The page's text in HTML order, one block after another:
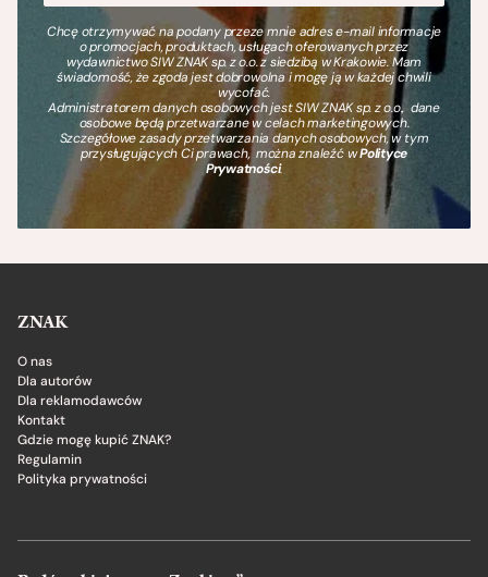
Chcę otrzymywać na podany przeze mnie adres e-mail informacje
o promocjach, produktach, usługach oferowanych przez
wydawnictwo SIW ZNAK sp. z o.o. z siedzibą w Krakowie. Mam
świadomość, że zgoda jest dobrowolna i mogę ją w każdej chwili
wycofać.
Administratorem danych osobowych jest SIW ZNAK sp. z o.o., dane
osobowe będą przetwarzane w celach marketingowych.
Szczegółowe zasady przetwarzania danych osobowych, w tym
przysługujących Ci prawach, można znaleźć wPolityce
Prywatności.
ZNAK
O nas
Dla autorów
Dla reklamodawców
Kontakt
Gdzie mogę kupić ZNAK?
Regulamin
Polityka prywatności